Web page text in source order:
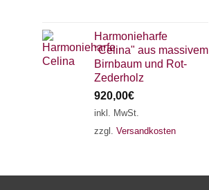
Harmonieharfe
"Celina" aus massivem
Birnbaum und Rot-
Zederholz
920,00€
inkl. MwSt.
zzgl. Versandkosten
18 SAITEN 21 SAITEN 25 SAITEN
AKKORDZITHER